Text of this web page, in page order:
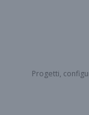
Progetti,